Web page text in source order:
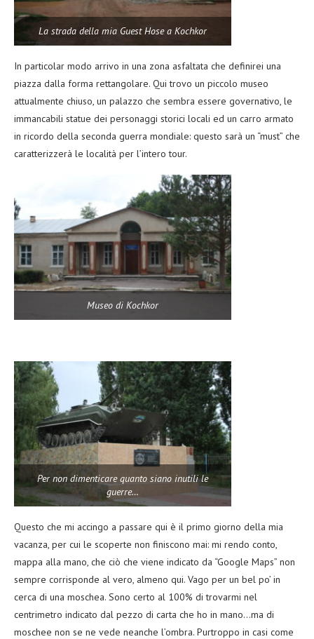
La strada della mia Guest Hose a Kochkor
In particolar modo arrivo in una zona asfaltata che definirei una
piazza dalla forma rettangolare. Qui trovo un piccolo museo
attualmente chiuso, un palazzo che sembra essere governativo, le
immancabili statue dei personaggi storici locali ed un carro armato
in ricordo della seconda guerra mondiale: questo sarà un “must” che
caratterizzerà le località per l’intero tour.
Museo di Kochkor
Per non dimenticare quanto siano inutili le
guerre…
Questo che mi accingo a passare qui è il primo giorno della mia
vacanza, per cui le scoperte non finiscono mai: mi rendo conto,
mappa alla mano, che ciò che viene indicato da “Google Maps” non
sempre corrisponde al vero, almeno qui. Vago per un bel po’ in
cerca di una moschea. Sono certo al 100% di trovarmi nel
centrimetro indicato dal pezzo di carta che ho in mano…ma di
moschee non se ne vede neanche l’ombra. Purtroppo in casi come